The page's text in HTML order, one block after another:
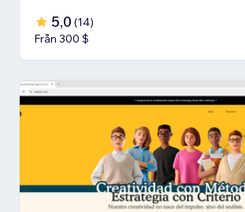
5,0 (14)
Från 300 $